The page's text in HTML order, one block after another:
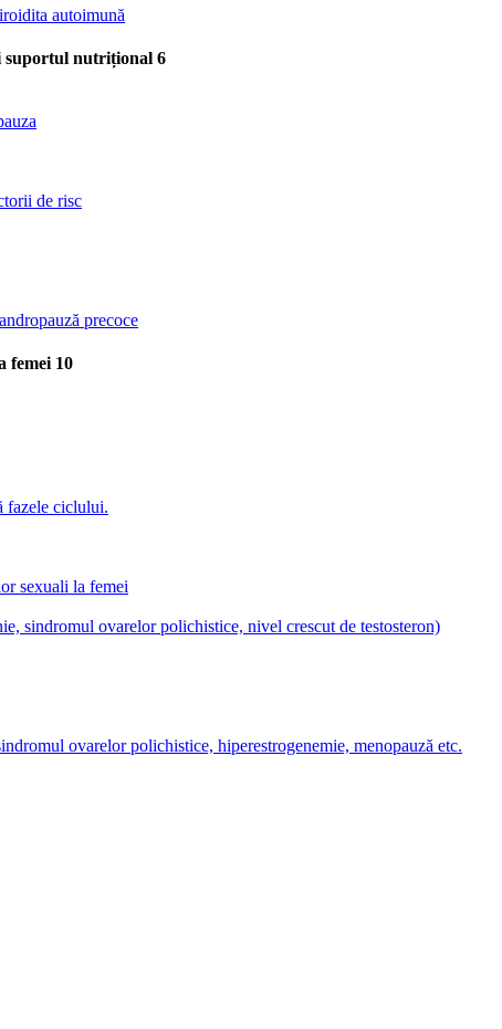
autoimună
suportul nutrițional 6
de risc
precoce
femei 10
fazele ciclului.
sexuali la femei
sindromul ovarelor polichistice, nivel crescut de testosteron)
ovarelor polichistice, hiperestrogenemie, menopauză etc.